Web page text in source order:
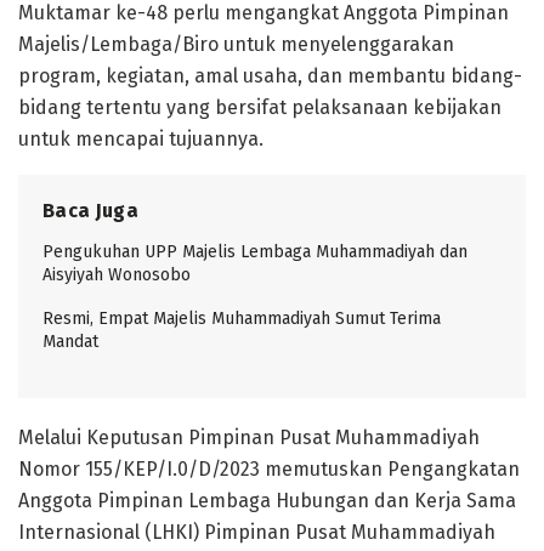
Muktamar ke-48 perlu mengangkat Anggota Pimpinan
Majelis/Lembaga/Biro untuk menyelenggarakan
program, kegiatan, amal usaha, dan membantu bidang-
bidang tertentu yang bersifat pelaksanaan kebijakan
untuk mencapai tujuannya.
Baca Juga
Pengukuhan UPP Majelis Lembaga Muhammadiyah dan
Aisyiyah Wonosobo
Resmi, Empat Majelis Muhammadiyah Sumut Terima
Mandat
Melalui Keputusan Pimpinan Pusat Muhammadiyah
Nomor 155/KEP/I.0/D/2023 memutuskan Pengangkatan
Anggota Pimpinan Lembaga Hubungan dan Kerja Sama
Internasional (LHKI) Pimpinan Pusat Muhammadiyah